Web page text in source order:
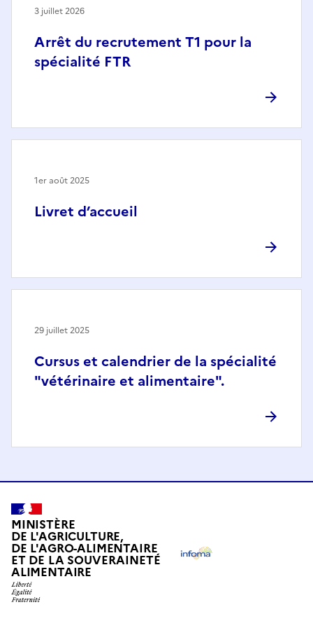
Arrêt du recrutement T1 pour la
spécialité FTR
3 juillet 2026
Livret d’accueil
1er août 2025
Cursus et calendrier de la spécialité
"vétérinaire et alimentaire".
29 juillet 2025
MINISTÈRE
DE L'AGRICULTURE,
DE L'AGRO-ALIMENTAIRE
ET DE LA SOUVERAINETÉ
ALIMENTAIRE